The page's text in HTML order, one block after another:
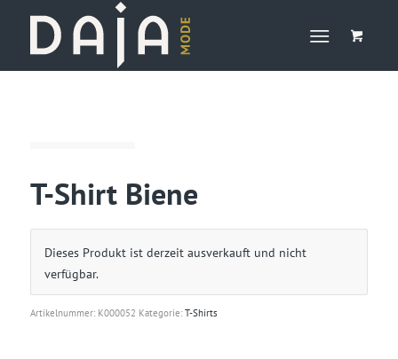
T-Shirt Biene
Dieses Produkt ist derzeit ausverkauft und nicht
verfügbar.
Artikelnummer: K000052 Kategorie: T-Shirts